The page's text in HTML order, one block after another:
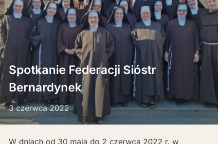
Spotkanie Federacji Sióstr
Bernardynek
3 czerwca 2022
W dniach od 30 maja do 2 czerwca 2022 r. w